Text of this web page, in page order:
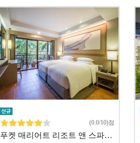
(0.0/10)점
푸켓 매리어트 리조트 앤 스파…